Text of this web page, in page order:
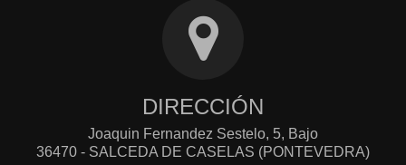
DIRECCIÓN
Joaquin Fernandez Sestelo, 5, Bajo
36470 - SALCEDA DE CASELAS (PONTEVEDRA)